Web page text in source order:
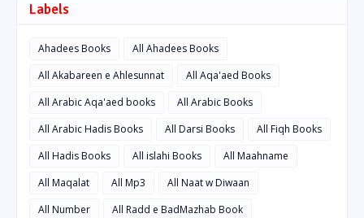
Labels
Ahadees Books
All Ahadees Books
All Akabareen e Ahlesunnat
All Aqa'aed Books
All Arabic Aqa'aed books
All Arabic Books
All Arabic Hadis Books
All Darsi Books
All Fiqh Books
All Hadis Books
All islahi Books
All Maahname
All Maqalat
All Mp3
All Naat w Diwaan
All Number
All Radd e BadMazhab Book